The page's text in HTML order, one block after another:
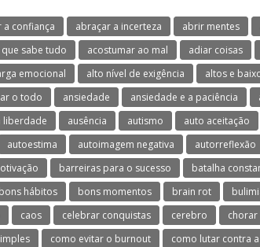
a confiança abraçar a incerteza abrir mentes
que sabe tudo acostumar ao mal adiar coisas
emocional alto nível de exigência altos e
o todo ansiedade ansiedade e a paciência
liberdade ausência autismo auto aceitação
autoestima autoimagem negativa autorreflexão
barreiras para o sucesso batalha
bons hábitos bons momentos brain rot
caos celebrar conquistas cerebro chorar
como evitar o burnout como lutar contra